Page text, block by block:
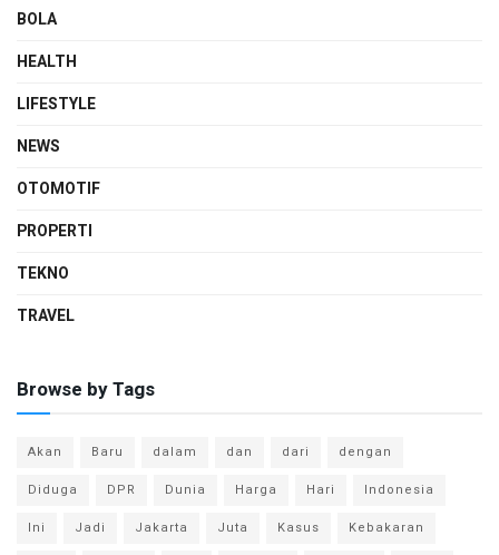
BOLA
HEALTH
LIFESTYLE
NEWS
OTOMOTIF
PROPERTI
TEKNO
TRAVEL
Browse by Tags
Akan Baru dalam dan dari
dengan
Diduga
DPR Dunia Harga Hari
Indonesia
Ini
Jadi Jakarta Juta Kasus
Kebakaran